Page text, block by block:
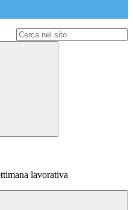
lavorativa